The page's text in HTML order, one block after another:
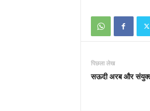
पिछला लेख
सऊदी अरब और